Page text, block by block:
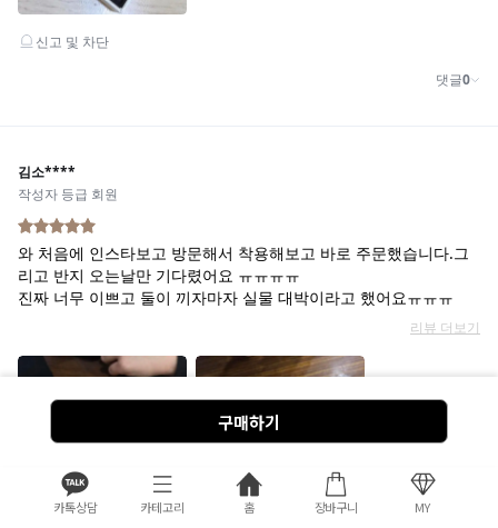
카톡상담 카테고리 홈 장바구니 MY
구매하기